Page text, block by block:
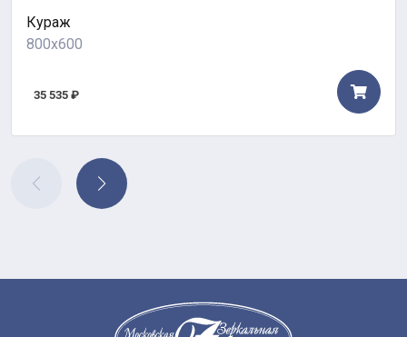
Кураж
800x600
35 535 ₽